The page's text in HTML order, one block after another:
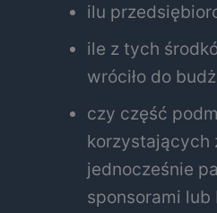
ilu
ile z tych
wróciło do
czy część
korzystających
jednocześnie
sponsorami